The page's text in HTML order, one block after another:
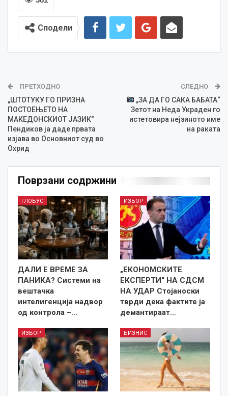
Сподели
ПРЕТХОДНО
„ШТОТУКУ ГО ПРИЗНА
ПОСТОЕЊЕТО НА
МАКЕДОНСКИОТ ЈАЗИК“
Пендиков ја даде првата
изјавa во Основниот суд во
Охрид
СЛЕДНО
„ЗА ДА ГО САКА БАБАТА“
Зетот на Неда Украден го
истетовира нејзиното име
на раката
Поврзани содржини
ГЛОБУС
ДАЛИ Е ВРЕМЕ ЗА
ПАНИКА? Системи на
вештачка
интелигенција надвор
од контрола –…
ИЗБОР
„ЕКОНОМСКИТЕ
ЕКСПЕРТИ“ НА СДСМ
НА УДАР Стојаноски
тврди дека фактите ја
демантираат…
ИЗБОР БИЗНИС